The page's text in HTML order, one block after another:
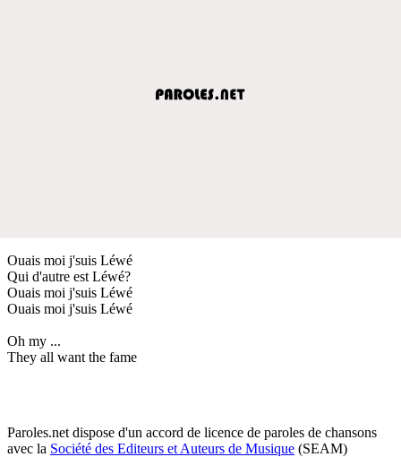
Ouais moi j'suis Léwé
Qui d'autre est Léwé?
Ouais moi j'suis Léwé
Ouais moi j'suis Léwé
Oh my ...
They all want the fame
Paroles.net dispose d'un accord de licence de paroles de chansons
avec la Société des Editeurs et Auteurs de Musique (SEAM)